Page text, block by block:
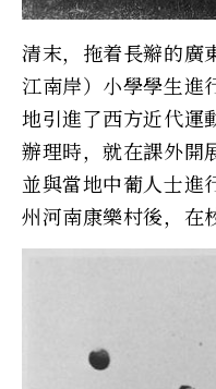
清末，拖着長辮的廣
江南岸）小學學生進
地引進了西方近代運
辦理時，就在課外開
並與當地中葡人士進
州河南康樂村後，在